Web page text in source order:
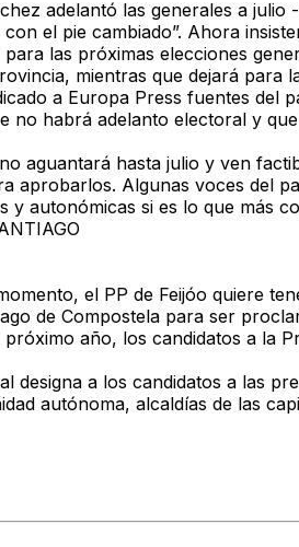
adelantó las generales a
el pie cambiado”. Ahora
las próximas elecciones
mientras que dejará para
a Europa Press fuentes del
no habrá adelanto electoral y
aguantará hasta julio y ven
aprobarlos. Algunas voces del
autonómicas si es lo que más
el PP de Feijóo quiere
de Compostela para ser
próximo año, los candidatos a la
a los candidatos a las
autónoma, alcaldías de las